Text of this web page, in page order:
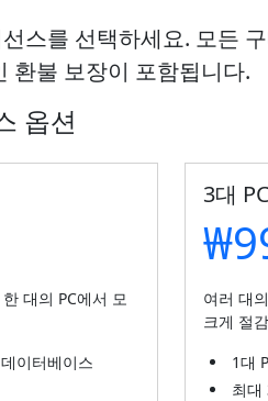
스를 선택하세요. 모든
환불 보장이 포함됩니다.
옵션
대의 PC에서 모
이터베이스
3대
여러 대
크게 절
1대
최대